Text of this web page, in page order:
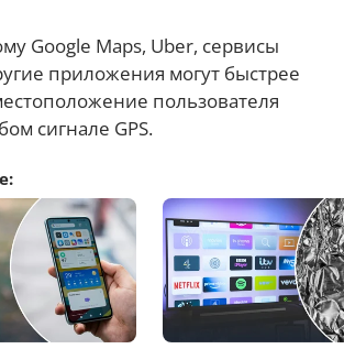
Google Maps, Uber, сервисы
приложения могут быстрее
пользователя
сигнале GPS.